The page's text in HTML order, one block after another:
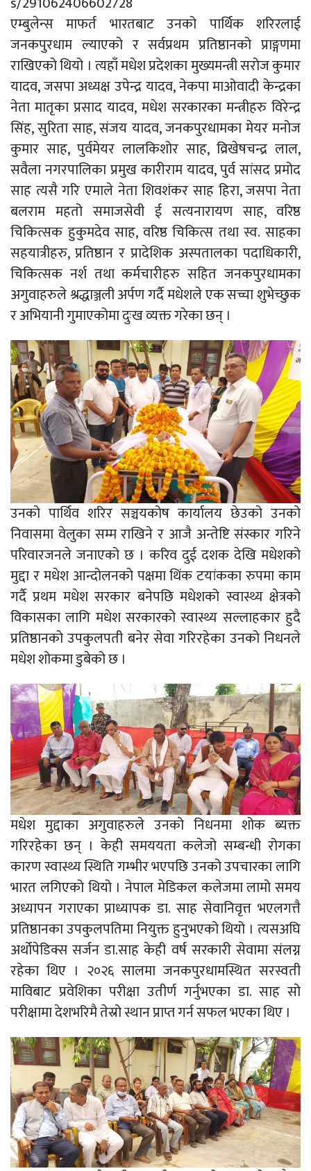
एम्बुलेन्स माफर्त भारतबाट उनको पार्थिक शरिरलाई
जनकपुरधाम ल्याएको र सर्वप्रथम प्रतिष्ठानको प्राङ्गणमा
राखिएको थियो । त्यहाँ मधेश प्रदेशका मुख्यमन्त्री सरोज कुमार
यादव, जसपा अध्यक्ष उपेन्द्र यादव, नेकपा माओवादी केन्द्रका
नेता मातृका प्रसाद यादव, मधेश सरकारका मन्त्रीहरु विरेन्द्र
सिंह, सुरिता साह, संजय यादव, जनकपुरधामका मेयर मनोज
कुमार साह, पुर्वमेयर लालकिशोर साह, व्रिखेषचन्द्र लाल,
सवैला नगरपालिका प्रमुख कारीराम यादव, पुर्व सांसद प्रमोद
साह त्यसै गरि एमाले नेता शिवशंकर साह हिरा, जसपा नेता
बलराम महतो समाजसेवी ई सत्यनारायण साह, वरिष्ठ
चिकित्सक हुकुमदेव साह, वरिष्ठ चिकित्स तथा स्व. साहका
सहयात्रीहरु, प्रतिष्ठान र प्रादेशिक अस्पतालका पदाधिकारी,
चिकित्सक नर्श तथा कर्मचारीहरु सहित जनकपुरधामका
अगुवाहरुले श्रद्धाञ्जली अर्पण गर्दै मधेशले एक सच्चा शुभेच्छुक
र अभियानी गुमाएकोमा दुःख व्यक्त गरेका छन् ।
उनको पार्थिव शरिर सञ्चयकोष कार्यालय छेउको उनको
निवासमा वेलुका सम्म राखिने र आजै अन्तेष्टि संस्कार गरिने
परिवारजनले जनाएको छ । करिव दुई दशक देखि मधेशको
मुद्दा र मधेश आन्दोलनको पक्षमा थिंक टयांकका रुपमा काम
गर्दै प्रथम मधेश सरकार बनेपछि मधेशको स्वास्थ्य क्षेत्रको
विकासका लागि मधेश सरकारको स्वास्थ्य सल्लाहकार हुदै
प्रतिष्ठानको उपकुलपती बनेर सेवा गरिरहेका उनको निधनले
मधेश शोकमा डुबेको छ ।
मधेश मुद्दाका अगुवाहरुले उनको निधनमा शोक ब्यक्त
गरिरहेका छन् । केही समययता कलेजो सम्बन्धी रोगका
कारण स्वास्थ्य स्थिति गम्भीर भएपछि उनको उपचारका लागि
भारत लगिएको थियो । नेपाल मेडिकल कलेजमा लामो समय
अध्यापन गराएका प्राध्यापक डा. साह सेवानिवृत्त भएलगत्तै
प्रतिष्ठानका उपकुलपतिमा नियुक्त हुनुभएको थियो । त्यसअघि
अर्थोपेडिक्स सर्जन डा.साह केही वर्ष सरकारी सेवामा संलग्न
रहेका थिए । २०२६ सालमा जनकपुरधामस्थित सरस्वती
माविबाट प्रवेशिका परीक्षा उतीर्ण गर्नुभएका डा. साह सो
परीक्षामा देशभरिमै तेस्रो स्थान प्राप्त गर्न सफल भएका थिए ।